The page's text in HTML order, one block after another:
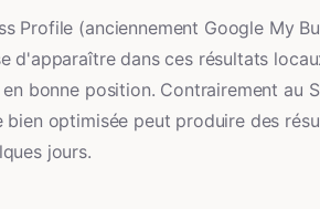
Profile (anciennement Google My
d'apparaître dans ces résultats
bonne position. Contrairement au
bien optimisée peut produire des
jours.